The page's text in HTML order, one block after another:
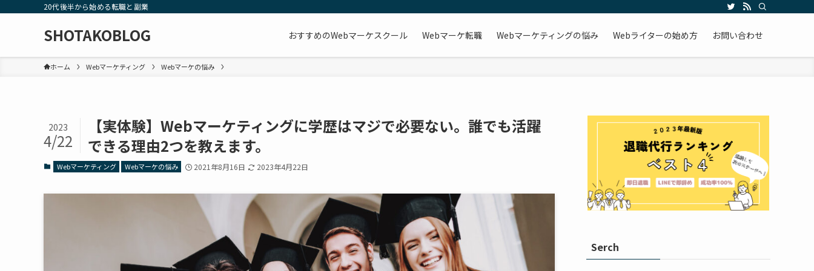
20代後半から始める転職と副業
SHOTAKOBLOG おすすめのWebマーケスクール Webマーケ転職 Webマーケティングの悩み Webライターの始め方 お問い合わせ
ホーム Webマーケティング Webマーケの悩み
【実体験】Webマーケティングに学歴はマジで必要ない。誰でも活躍
できる理由2つを教えます。
2023
4/22
Webマーケティング Webマーケの悩み 2021年8月16日 2023年4月22日
Serch